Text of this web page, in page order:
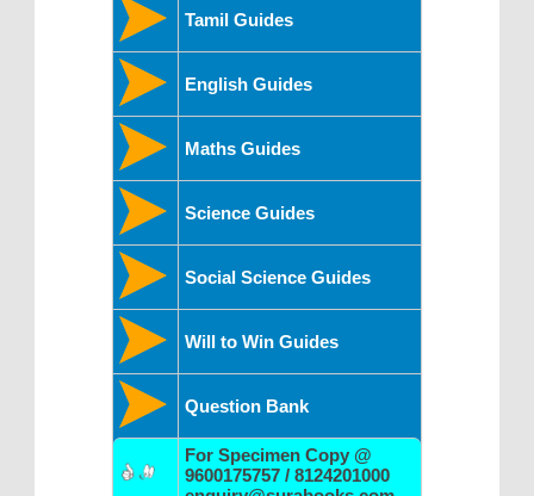
Tamil Guides
English Guides
Maths Guides
Science Guides
Social Science Guides
Will to Win Guides
Question Bank
For Specimen Copy @
9600175757 / 8124201000